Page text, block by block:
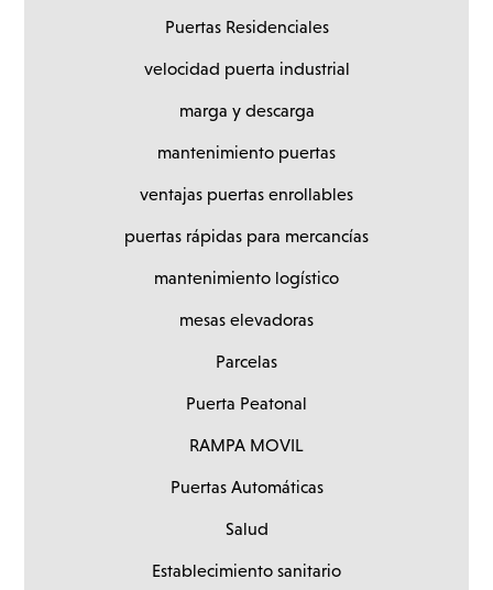
Puertas Residenciales
velocidad puerta industrial
marga y descarga
mantenimiento puertas
ventajas puertas enrollables
puertas rápidas para mercancías
mantenimiento logístico
mesas elevadoras
Parcelas
Puerta Peatonal
RAMPA MOVIL
Puertas Automáticas
Salud
Establecimiento sanitario